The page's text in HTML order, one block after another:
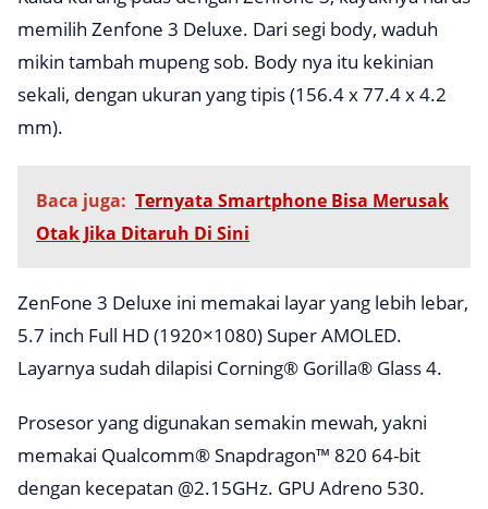
memilih Zenfone 3 Deluxe. Dari segi body, waduh
mikin tambah mupeng sob. Body nya itu kekinian
sekali, dengan ukuran yang tipis (156.4 x 77.4 x 4.2
mm).
Baca juga: Ternyata Smartphone Bisa Merusak
Otak Jika Ditaruh Di Sini
ZenFone 3 Deluxe ini memakai layar yang lebih lebar,
5.7 inch Full HD (1920×1080) Super AMOLED.
Layarnya sudah dilapisi Corning® Gorilla® Glass 4.
Prosesor yang digunakan semakin mewah, yakni
memakai Qualcomm® Snapdragon™ 820 64-bit
dengan kecepatan @2.15GHz. GPU Adreno 530.